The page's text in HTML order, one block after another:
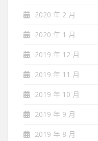
2020 年 2 月
2020 年 1 月
2019 年 12 月
2019 年 11 月
2019 年 10 月
2019 年 9 月
2019 年 8 月